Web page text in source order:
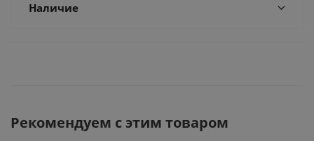
Наличие
Рекомендуем с этим товаром